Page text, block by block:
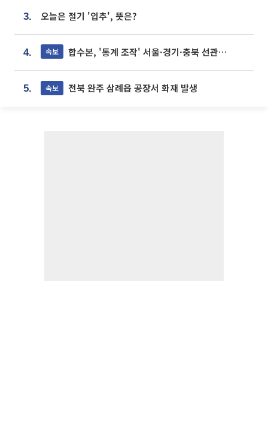
3. 오늘은 절기 '입추', 뜻은?
4. 속보 합수본, '통계 조작' 서울·경기·충북 선관위 등 추가 압수수색
5. 속보 전북 완주 삼례읍 공장서 화재 발생